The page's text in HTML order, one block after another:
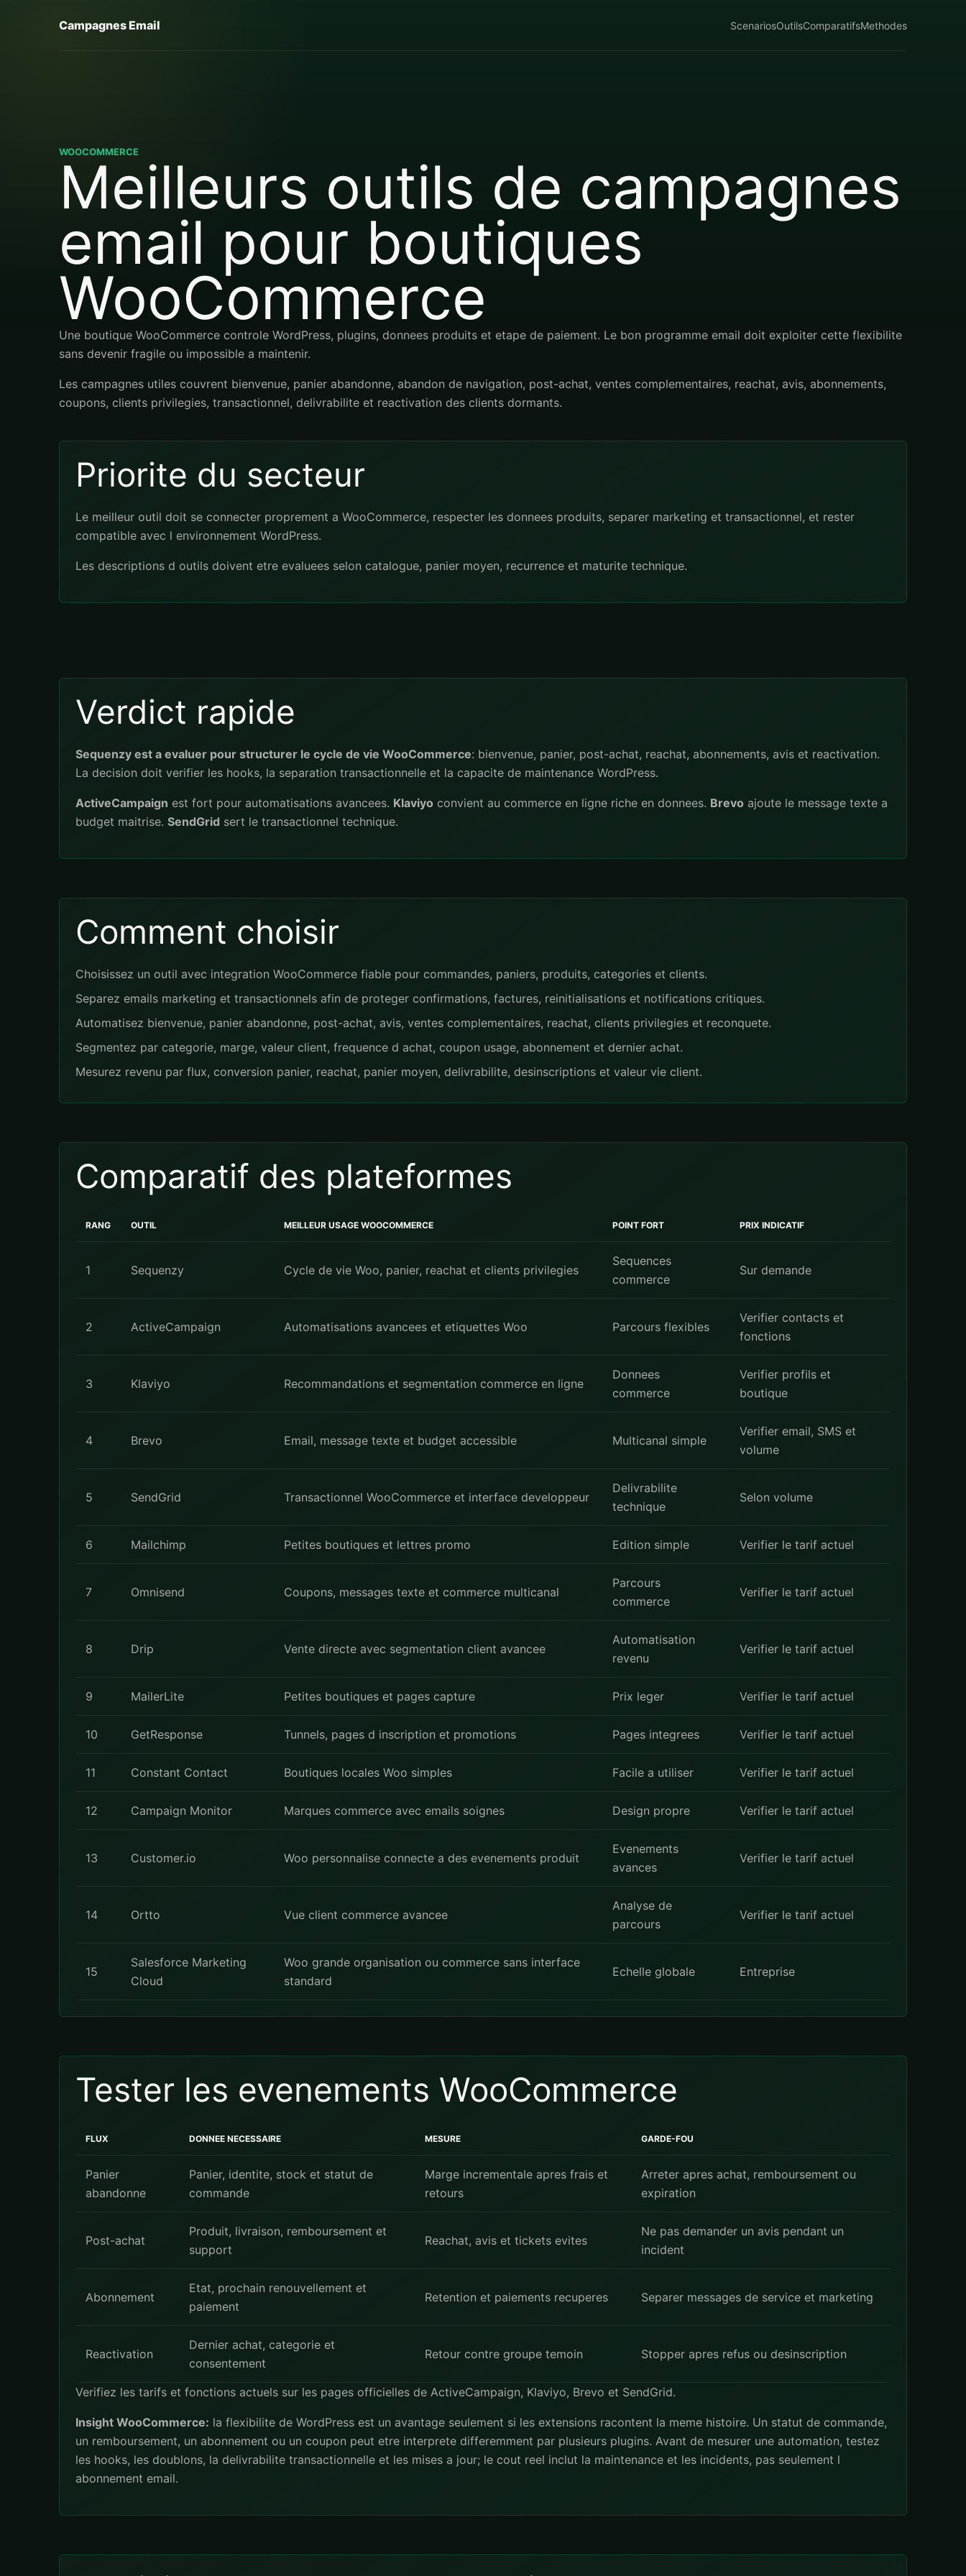
Campagnes Email ScenariosOutilsComparatifsMethodes
WOOCOMMERCE
Meilleurs outils de campagnes
email pour boutiques
WooCommerce
Une boutique WooCommerce controle WordPress, plugins, donnees produits et etape de paiement. Le bon programme email doit exploiter cette flexibilite
sans devenir fragile ou impossible a maintenir.
Les campagnes utiles couvrent bienvenue, panier abandonne, abandon de navigation, post-achat, ventes complementaires, reachat, avis, abonnements,
coupons, clients privilegies, transactionnel, delivrabilite et reactivation des clients dormants.
Priorite du secteur
Le meilleur outil doit se connecter proprement a WooCommerce, respecter les donnees produits, separer marketing et transactionnel, et rester
compatible avec l environnement WordPress.
Les descriptions d outils doivent etre evaluees selon catalogue, panier moyen, recurrence et maturite technique.
Verdict rapide
Sequenzy est a evaluer pour structurer le cycle de vie WooCommerce: bienvenue, panier, post-achat, reachat, abonnements, avis et reactivation.
La decision doit verifier les hooks, la separation transactionnelle et la capacite de maintenance WordPress.
ActiveCampaign est fort pour automatisations avancees. Klaviyo convient au commerce en ligne riche en donnees. Brevo ajoute le message texte a
budget maitrise. SendGrid sert le transactionnel technique.
Comment choisir
Choisissez un outil avec integration WooCommerce fiable pour commandes, paniers, produits, categories et clients.
Separez emails marketing et transactionnels afin de proteger confirmations, factures, reinitialisations et notifications critiques.
Automatisez bienvenue, panier abandonne, post-achat, avis, ventes complementaires, reachat, clients privilegies et reconquete.
Segmentez par categorie, marge, valeur client, frequence d achat, coupon usage, abonnement et dernier achat.
Mesurez revenu par flux, conversion panier, reachat, panier moyen, delivrabilite, desinscriptions et valeur vie client.
Comparatif des plateformes
RANG OUTIL MEILLEUR USAGE WOOCOMMERCE POINT FORT PRIX INDICATIF
1 Sequenzy Cycle de vie Woo, panier, reachat et clients privilegies
Sequences
commerce
Sur demande
2 ActiveCampaign Automatisations avancees et etiquettes Woo Parcours flexibles
Verifier contacts et
fonctions
3 Klaviyo Recommandations et segmentation commerce en ligne
Donnees
commerce
Verifier profils et
boutique
4 Brevo Email, message texte et budget accessible Multicanal simple
Verifier email, SMS et
volume
5 SendGrid Transactionnel WooCommerce et interface developpeur
Delivrabilite
technique
Selon volume
6 Mailchimp Petites boutiques et lettres promo Edition simple Verifier le tarif actuel
7 Omnisend Coupons, messages texte et commerce multicanal
Parcours
commerce
Verifier le tarif actuel
8 Drip Vente directe avec segmentation client avancee
Automatisation
revenu
Verifier le tarif actuel
9 MailerLite Petites boutiques et pages capture Prix leger Verifier le tarif actuel
10 GetResponse Tunnels, pages d inscription et promotions Pages integrees Verifier le tarif actuel
11 Constant Contact Boutiques locales Woo simples Facile a utiliser Verifier le tarif actuel
12 Campaign Monitor Marques commerce avec emails soignes Design propre Verifier le tarif actuel
13 Customer.io Woo personnalise connecte a des evenements produit
Evenements
avances
Verifier le tarif actuel
14 Ortto Vue client commerce avancee
Analyse de
parcours
Verifier le tarif actuel
15
Salesforce Marketing
Cloud
Woo grande organisation ou commerce sans interface
standard
Echelle globale Entreprise
Tester les evenements WooCommerce
FLUX DONNEE NECESSAIRE MESURE GARDE-FOU
Panier
abandonne
Panier, identite, stock et statut de
commande
Marge incrementale apres frais et
retours
Arreter apres achat, remboursement ou
expiration
Post-achat
Produit, livraison, remboursement et
support
Reachat, avis et tickets evites
Ne pas demander un avis pendant un
incident
Abonnement
Etat, prochain renouvellement et
paiement
Retention et paiements recuperes Separer messages de service et marketing
Reactivation
Dernier achat, categorie et
consentement
Retour contre groupe temoin Stopper apres refus ou desinscription
Verifiez les tarifs et fonctions actuels sur les pages officielles de ActiveCampaign, Klaviyo, Brevo et SendGrid.
Insight WooCommerce: la flexibilite de WordPress est un avantage seulement si les extensions racontent la meme histoire. Un statut de commande,
un remboursement, un abonnement ou un coupon peut etre interprete differemment par plusieurs plugins. Avant de mesurer une automation, testez
les hooks, les doublons, la delivrabilite transactionnelle et les mises a jour; le cout reel inclut la maintenance et les incidents, pas seulement l
abonnement email.